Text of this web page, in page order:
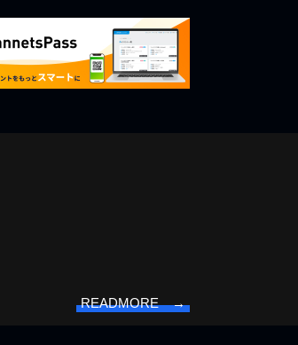
READMORE →